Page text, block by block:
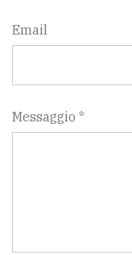
Email
Messaggio *